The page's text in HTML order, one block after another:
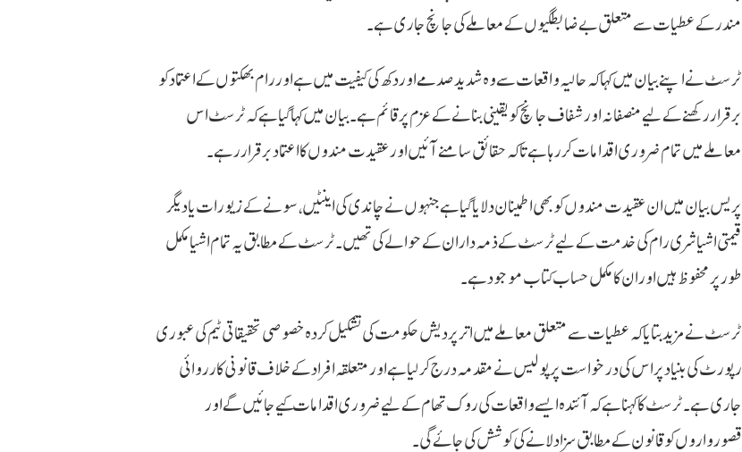
مندر کے عطیات سے متعلق بے ضابطگیوں کے معاملے کی جانچ جاری ہے۔
ٹرسٹ نے اپنے بیان میں کہا کہ حالیہ واقعات سے وہ شدید صدمے اور دکھ کی کیفیت میں ہے اور رام بھکتوں کے اعتماد کو
برقرار رکھنے کے لیے منصفانہ اور شفاف جانچ کو یقینی بنانے کے عزم پر قائم ہے۔ بیان میں کہا گیا ہے کہ ٹرسٹ اس
معاملے میں تمام ضروری اقدامات کر رہا ہے تاکہ حقائق سامنے آئیں اور عقیدت مندوں کا اعتماد برقرار رہے۔
پریس بیان میں ان عقیدت مندوں کو بھی اطمینان دلایا گیا ہے جنہوں نے چاندی کی اینٹیں، سونے کے زیورات یا دیگر
قیمتی اشیا شری رام کی خدمت کے لیے ٹرسٹ کے ذمہ داران کے حوالے کی تھیں۔ ٹرسٹ کے مطابق یہ تمام اشیا مکمل
طور پر محفوظ ہیں اور ان کا مکمل حساب کتاب موجود ہے۔
ٹرسٹ نے مزید بتایا کہ عطیات سے متعلق معاملے میں اتر پردیش حکومت کی تشکیل کردہ خصوصی تحقیقاتی ٹیم کی عبوری
رپورٹ کی بنیاد پر اس کی درخواست پر پولیس نے مقدمہ درج کر لیا ہے اور متعلقہ افراد کے خلاف قانونی کارروائی
جاری ہے۔ ٹرسٹ کا کہنا ہے کہ آئندہ ایسے واقعات کی روک تھام کے لیے ضروری اقدامات کیے جائیں گے اور
قصورواروں کو قانون کے مطابق سزا دلانے کی کوشش کی جائے گی۔